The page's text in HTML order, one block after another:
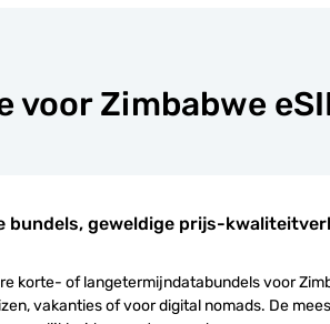
voor Zimbabwe
bundels, geweldige prijs-
korte- of langetermijndatabundels voor
vakanties of voor digital nomads. De